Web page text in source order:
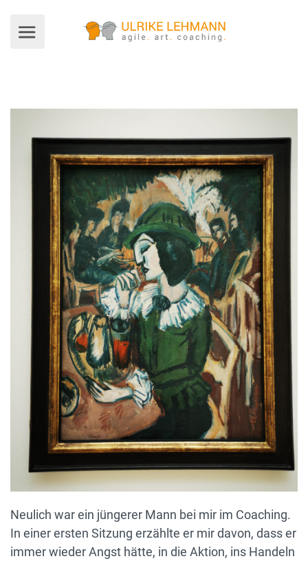
Neulich war ein jüngerer Mann bei mir im Coaching.
In einer ersten Sitzung erzählte er mir davon, dass er
immer wieder Angst hätte, in die Aktion, ins Handeln